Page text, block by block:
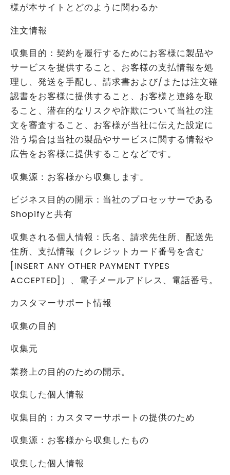
様が本サイトとどのように関わるか
注文情報
収集目的：契約を履行するためにお客様に製品や
サービスを提供すること、お客様の支払情報を処
理し、発送を手配し、請求書および/または注文確
認書をお客様に提供すること、お客様と連絡を取
ること、潜在的なリスクや詐欺について当社の注
文を審査すること、お客様が当社に伝えた設定に
沿う場合は当社の製品やサービスに関する情報や
広告をお客様に提供することなどです。
収集源：お客様から収集します。
ビジネス目的の開示：当社のプロセッサーである
Shopifyと共有
収集される個人情報：氏名、請求先住所、配送先
住所、支払情報（クレジットカード番号を含む
[INSERT ANY OTHER PAYMENT TYPES
ACCEPTED]）、電子メールアドレス、電話番号。
カスタマーサポート情報
収集の目的
収集元
業務上の目的のための開示。
収集した個人情報
収集目的：カスタマーサポートの提供のため
収集源：お客様から収集したもの
収集した個人情報